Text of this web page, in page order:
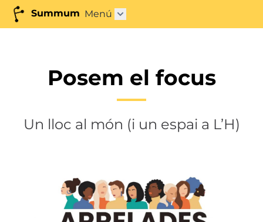
Summum Menú Abrir submenú"
Posem el focus
Un lloc al món (i un espai a L’H)